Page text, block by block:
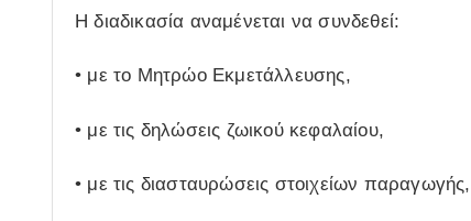
Η διαδικασία αναμένεται να συνδεθεί:
• με το Μητρώο Εκμετάλλευσης,
• με τις δηλώσεις ζωικού κεφαλαίου,
• με τις διασταυρώσεις στοιχείων παραγωγής,